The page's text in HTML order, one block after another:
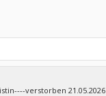
verstorben 21.05.2026